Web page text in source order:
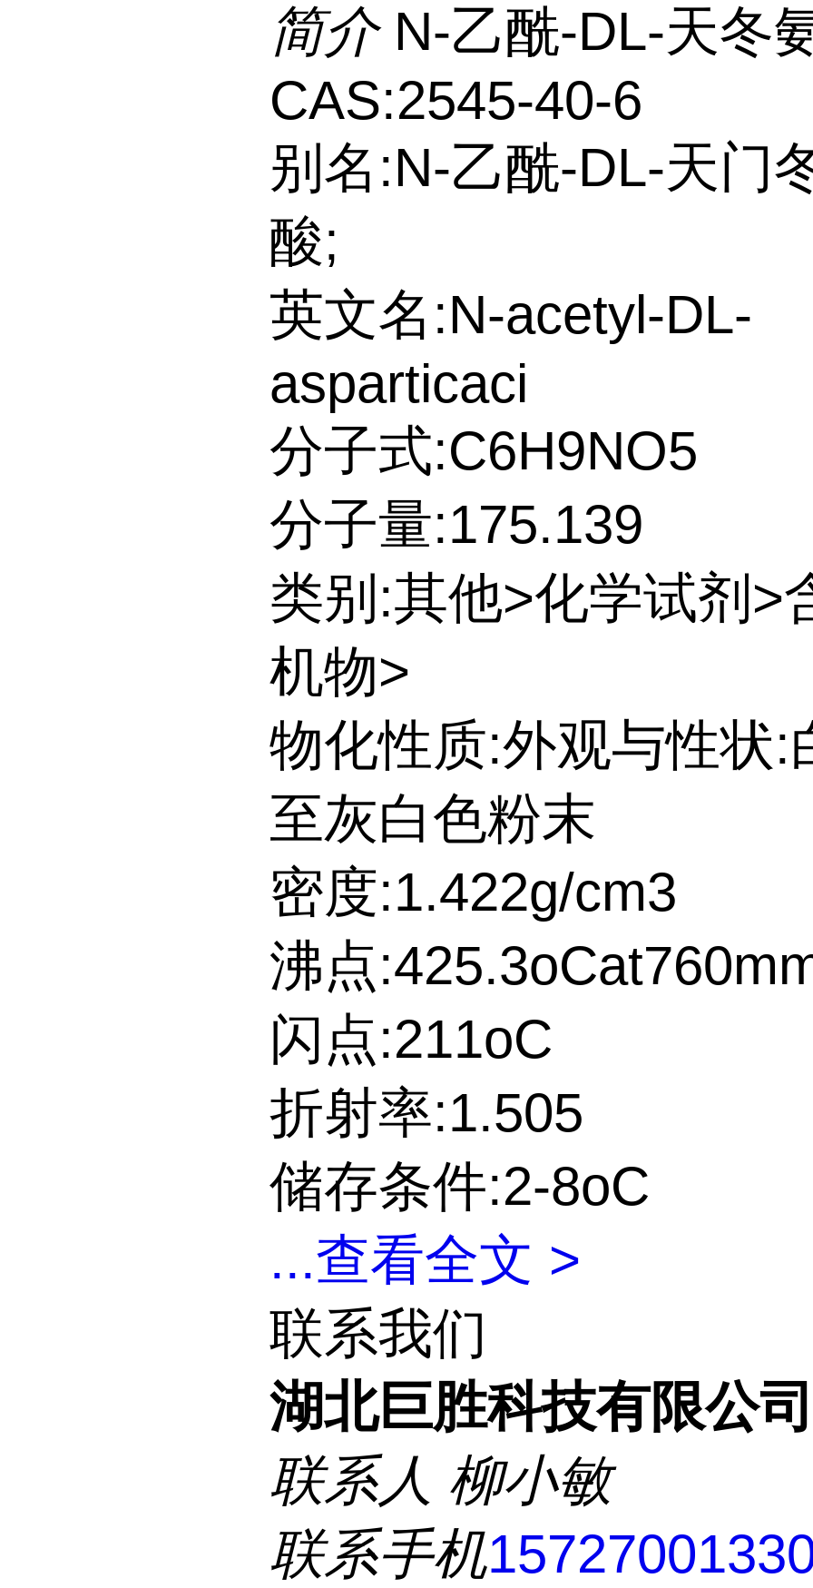
简介 N-乙酰-DL-天冬
CAS:2545-40-6
别名:N-乙酰-DL-天门
酸;
英文名:N-acetyl-DL-
asparticaci
分子式:C6H9NO5
分子量:175.139
类别:其他>化学试剂>
机物>
物化性质:外观与性状:
至灰白色粉末
密度:1.422g/cm3
沸点
闪点:211oC
折射率:1.505
储存条件:2-8oC
...查看全文 >
联系我们
湖北巨胜科技有限公司
联系人 柳小敏
联系手机